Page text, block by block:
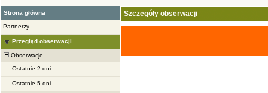
Strona główna
Partnerzy
Przegląd obserwacji
Obserwacje
- Ostatnie 2 dni
- Ostatnie 5 dni
Szczegóły obserwacji